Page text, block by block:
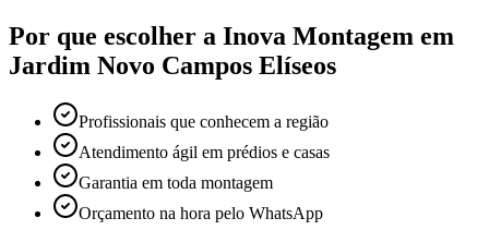
Por que escolher a Inova Montagem em
Jardim Novo Campos Elíseos
Profissionais que conhecem a região
Atendimento ágil em prédios e casas
Garantia em toda montagem
Orçamento na hora pelo WhatsApp